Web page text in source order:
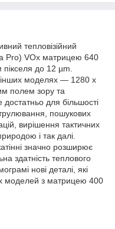
тепловізійний
Pro) VOx матрицею 640
до 12 µm.
інших моделях — 1280 х
полем зору та
для більшості
пошукових
вирішення тактичних
і так далі.
значно розширює
здатність теплового
нові деталі, які
моделей з матрицею 400